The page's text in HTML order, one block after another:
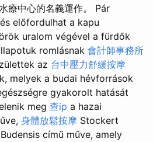
療中心的名義運作。 Pár
előfordulhat a kapu
uralom végével a fürdők
romlásnak 會計師事務所
az 台中壓力舒緩按摩
melyek a budai hévforrások
gyakorolt hatását
meg 查ip a hazai
身體放鬆按摩 Stockert
című műve, amely